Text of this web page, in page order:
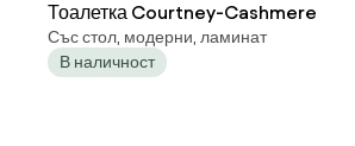
Тоалетка Courtney-Cashmere
Със стол, модерни, ламинат
В наличност